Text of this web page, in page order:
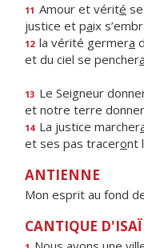
11 Amour et vérité
justice et paix
12 la vérité germera
et du ciel se penchera
13 Le Seigneur
et notre terre donner
14 La justice marcher
et ses pas traceront
ANTIENNE
Mon esprit au fond
CANTIQUE